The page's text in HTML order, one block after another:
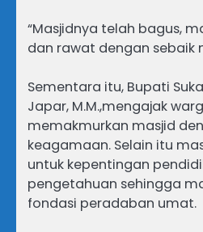
“Masjidnya telah bagus,
dan rawat dengan sebaik
Sementara itu, Bupati
Japar, M.M.,mengajak
memakmurkan masjid
keagamaan. Selain itu
untuk kepentingan
pengetahuan sehingga
fondasi peradaban umat.